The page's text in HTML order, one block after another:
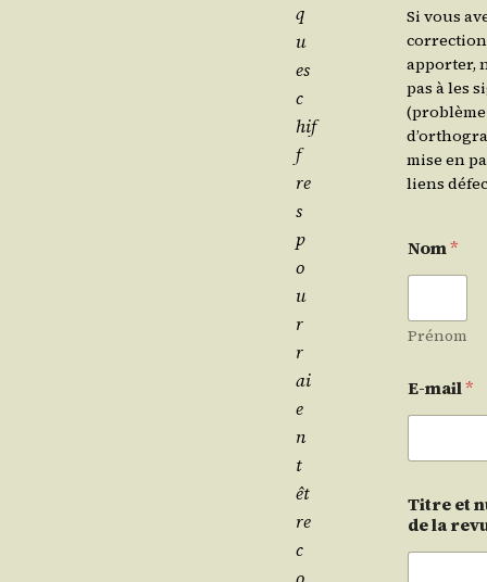
q
u
es
c
hif
f
re
s
p
o
u
r­
r
ai
e
n
t
êt
re
c
Si vous
apporter,
pas à les
(problème
mise en
liens
Nom*
Prénom
E-mail*
Titre et
de la